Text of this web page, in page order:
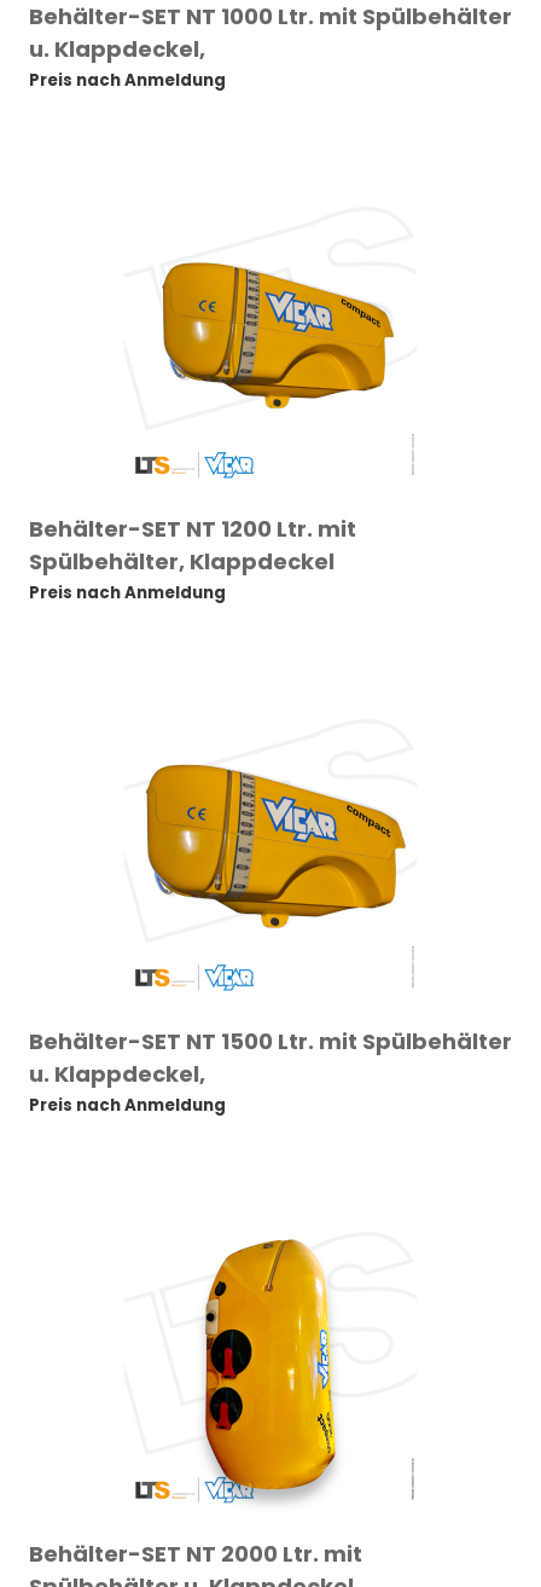
Behälter-SET NT 1000 Ltr. mit Spülbehälter
u. Klappdeckel,
Preis nach Anmeldung
Behälter-SET NT 1200 Ltr. mit
Spülbehälter, Klappdeckel
Preis nach Anmeldung
Behälter-SET NT 1500 Ltr. mit Spülbehälter
u. Klappdeckel,
Preis nach Anmeldung
Behälter-SET NT 2000 Ltr. mit